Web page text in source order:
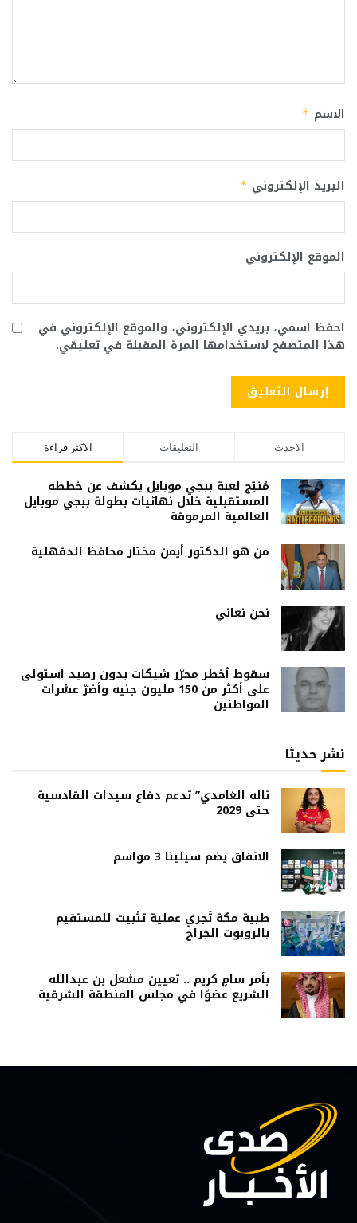
الاسم *
البريد الإلكتروني *
الموقع الإلكتروني
احفظ اسمي، بريدي الإلكتروني، والموقع الإلكتروني في
هذا المتصفح لاستخدامها المرة المقبلة في تعليقي.
الاكثر قراءة التعليقات الاحدث
مُنتِج لعبة ببجي موبايل يكشف عن خططه
المستقبلية خلال نهائيات بطولة ببجي موبايل
العالمية المرموقة
من هو الدكتور أيمن مختار محافظ الدقهلية
نحن نعاني
سقوط أخطر محرّر شيكات بدون رصيد استولى
على أكثر من 150 مليون جنيه وأضرّ عشرات
المواطنين
نشر حديثا
تاله الغامدي” تدعم دفاع سيدات القادسية
حتى 2029
الاتفاق يضم سيلينا 3 مواسم
طبية مكة تُجري عملية تثبيت للمستقيم
بالروبوت الجراح
بأمر سامٍ كريم .. تعيين مشعل بن عبدالله
الشريع عضوًا في مجلس المنطقة الشرقية